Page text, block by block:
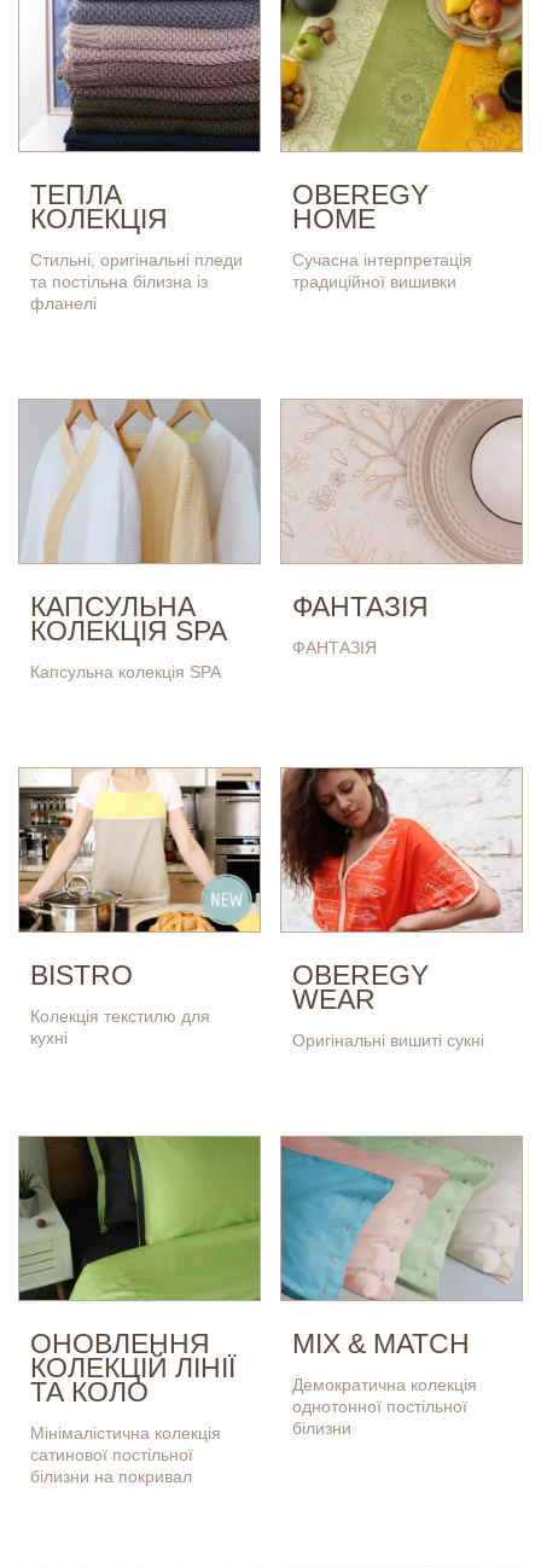
ТЕПЛА
КОЛЕКЦІЯ
Стильні, оригінальні пледи
та постільна білизна із
фланелі
OBEREGY
HOME
Сучасна інтерпретація
традиційної вишивки
КАПСУЛЬНА
КОЛЕКЦІЯ SPA
Капсульна колекція SPA
ФАНТАЗІЯ
ФАНТАЗІЯ
BISTRO
Колекція текстилю для
кухні
OBEREGY
WEAR
Оригінальні вишиті сукні
ОНОВЛЕННЯ
КОЛЕКЦІЙ ЛІНІЇ
ТА КОЛО
Мінімалістична колекція
сатинової постільної
білизни на покривал
MIX & MATCH
Демократична колекція
однотонної постільної
білизни